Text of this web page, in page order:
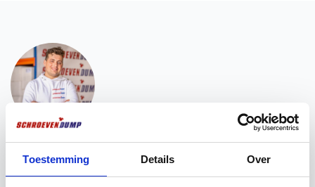
Toestemming Details Over
Vous voulez ? Nous sommes là pour vous
aider !